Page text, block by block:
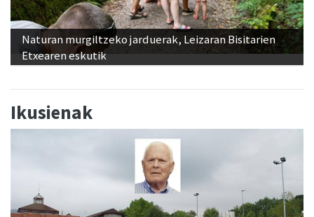
Naturan murgiltzeko jarduerak, Leizaran Bisitarien
Etxearen eskutik
Ikusienak